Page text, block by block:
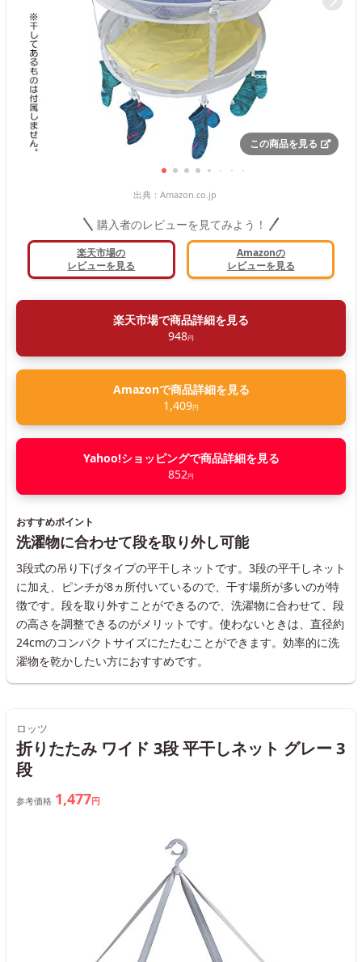
この商品を見る
出典： Amazon.co.jp
購入者のレビューを見てみよう！
楽天市場の
レビューを見る
Amazonの
レビューを見る
楽天市場で商品詳細を見る
948円
Amazonで商品詳細を見る
1,409円
Yahoo!ショッピングで商品詳細を見る
852円
おすすめポイント
洗濯物に合わせて段を取り外し可能
3段式の吊り下げタイプの平干しネットです。3段の平干しネット
に加え、ピンチが8ヵ所付いているので、干す場所が多いのが特
徴です。段を取り外すことができるので、洗濯物に合わせて、段
の高さを調整できるのがメリットです。使わないときは、直径約
24cmのコンパクトサイズにたたむことができます。効率的に洗
濯物を乾かしたい方におすすめです。
ロッツ
折りたたみ ワイド 3段 平干しネット グレー 3
段
参考価格 1,477円